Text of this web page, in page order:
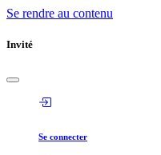
Se rendre au contenu
Invité
Se connecter